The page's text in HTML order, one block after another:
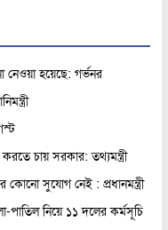
হয়েছে: গর্ভনর
করতে চায় সরকার: তথ্যমন্ত্রী
কোনো সুযোগ নেই : প্রধানমন্ত্রী
পাতিল নিয়ে ১১ দলের কর্মসূচি